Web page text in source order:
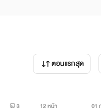
ตอนแรกสุด
3 12 หน้า 01